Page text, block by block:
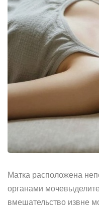
Матка расположена
органами
вмешательство извне